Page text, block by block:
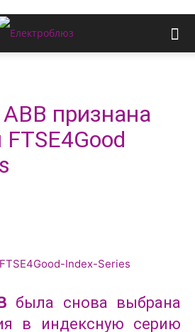
признана
была снова выбрана
в индексную серию